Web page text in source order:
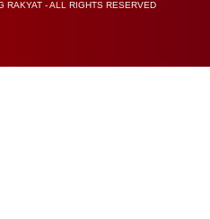
RAKYAT - ALL RIGHTS RESERVED